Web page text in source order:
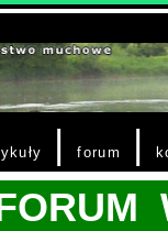
|forum |